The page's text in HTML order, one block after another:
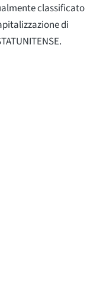
classificato
di